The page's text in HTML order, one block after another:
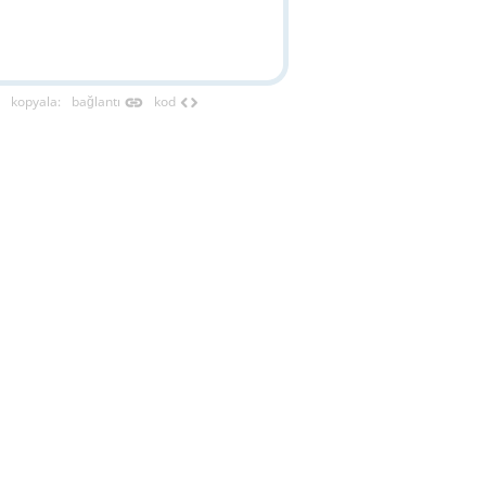
kopyala: bağlantı link kod code